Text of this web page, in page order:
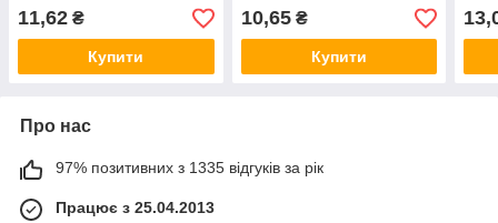
11,62 ₴
Купити
10,65₴
Купити
Про нас
97% позитивних з 1335 відгуків за рік
Працює з 25.04.2013